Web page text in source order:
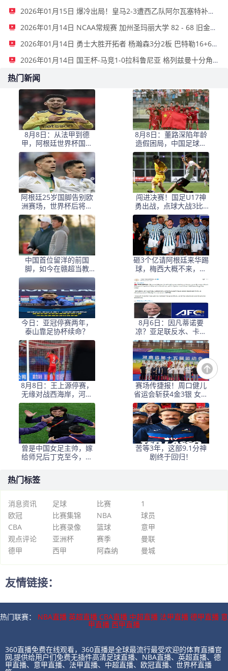
2026年01月15日 爆冷出局！皇马2-3遭西乙队阿尔瓦塞特补时绝杀 无缘国王杯8强
2026年01月14日 NCAA常规赛 加州圣玛丽大学 82 - 68 旧金山大学 全场集锦
2026年01月14日 勇士大胜开拓者 杨瀚森3分2板 巴特勒16+6+5 库里9中2送11助
2026年01月14日 国王杯-马竞1-0拉科鲁尼亚 格列兹曼十分角任意球破门+远射中横梁
热门新闻
8月8日：从法甲到德
甲，阿根廷世界杯国脚
梅迪纳2500万欧转会勒
沃库森
8月8日：董路深陷年龄
造假困局，中国足球小
将信任危机何解？
阿根廷25岁国脚告别欧
洲赛场，世界杯后将重
返阿超！
闯进决赛！国足U17神
勇出战，点球大战3比1
淘汰河床，豪取四战不
败！
中国首位留洋的前国
脚，如今在赣超当教
练，1.9米儿子也选足球
砸3个亿请阿根廷来华踢
球，梅西大概不来，却
要国足上去当陪练？
今日：亚冠停赛两年，
泰山靠足协杯续命？
8月6日：因凡蒂诺要
凉？亚足联反水、卡塔
尔挺他，世界杯权力游
戏比决赛点球还刺激！
8月8日：王上源停赛，
无缘对战西海岸，河南
中场失核，郑智率队剑
指亚冠！
赛场传捷报！周口健儿
省运会斩获4金3银 女足
（甲组）创历史摘银
曾是中国女足主帅，嫁
给师兄后丁克至今，如
苦等3年，这部9.1分神
剧终于回归！
热门标签
消息资讯 足球 比赛
1
欧冠
比赛集锦 NBA
球员
CBA
比赛录像 篮球
意甲
观点评论
亚洲杯 赛季
曼联
德甲
西甲 阿森纳 曼城
友情链接：
热门联赛： NBA直播 英超直播 CBA直播 中超直播 法甲直播 德甲直播 意
甲直播 西甲直播
360直播免费在线观看，360直播是全球最流行最受欢迎的体育直播官
网,提供给用户们免费无插件高清足球直播、NBA直播、英超直播、德
甲直播、意甲直播、法甲直播、中超直播、欧冠直播、世界杯直播